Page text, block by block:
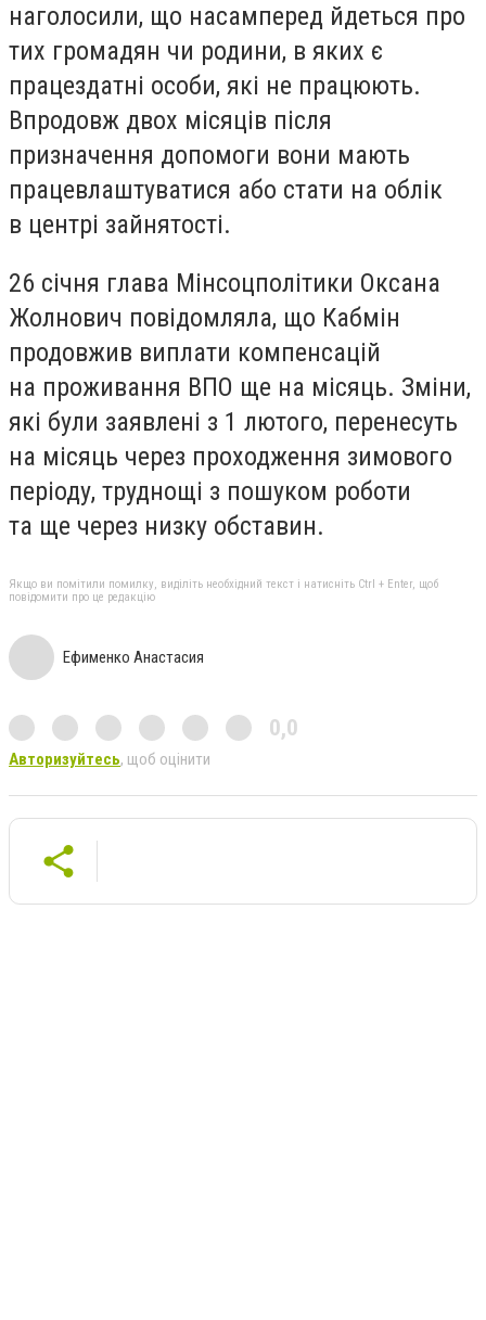
наголосили, що насамперед йдеться про
тих громадян чи родини, в яких є
працездатні особи, які не працюють.
Впродовж двох місяців після
призначення допомоги вони мають
працевлаштуватися або стати на облік
в центрі зайнятості.
26 січня глава Мінсоцполітики Оксана
Жолнович повідомляла, що Кабмін
продовжив виплати компенсацій
на проживання ВПО ще на місяць. Зміни,
які були заявлені з 1 лютого, перенесуть
на місяць через проходження зимового
періоду, труднощі з пошуком роботи
та ще через низку обставин.
Якщо ви помітили помилку, виділіть необхідний текст і натисніть Ctrl + Enter, щоб
повідомити про це редакцію
Ефименко Анастасия
0,0
Авторизуйтесь, щоб оцінити